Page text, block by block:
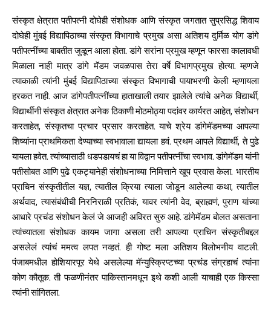
संस्कृत क्षेत्रात पतीपत्नी दोघेही संशोधक आणि संस्कृत जगतात सुप्रसिद्ध शिवाय
दोघेही मुंबई विद्यापिठाच्या संस्कृत विभागाचे प्रमुख असा अतिशय दुर्मिळ योग डांगे
पतीपत्नींच्या बाबतीत जुळून आला होता. डांगे सरांना प्रमुख म्हणून फारसा कालावधी
मिळाला नाही मात्र डांगे मॅडम जवळपास तेरा वर्षे विभागप्रमुख होत्या. म्हणजे
त्याकाळी त्यांनी मुंबई विद्यापिठाच्या संस्कृत विभागाची पायाभरणी केली म्हणायला
हरकत नाही. आज डांगेपतीपत्नींच्या हाताखाली तयार झालेले त्यांचे अनेक विद्यार्थी,
विद्यार्थीनी संस्कृत क्षेत्रात अनेक ठिकाणी मोठमोठ्या पदांवर कार्यरत आहेत, संशोधन
करताहेत, संस्कृतचा प्रचार प्रसार करताहेत. याचे श्रेय डांगेमॅडमच्या आपल्या
शिष्यांना प्राथमिकता देण्याच्या स्वभावाला द्यायला हवं. प्रथम आपले विद्यार्थी, ते पुढे
यायला हवेत. त्यांच्यासाठी धडपडायचं हा या विद्वान पतीपत्नींचा स्वभाव. डांगेमॅडम यांनी
पतीसोबत आणि पुढे एकट्यानेही संशोधनाच्या निमित्ताने खूप प्रवास केला. भारतीय
प्राचिन संस्कृतीतील यज्ञ, त्यातील क्रिया त्याला जोडून आलेल्या कथा, त्यातील
अर्थवाद, त्यासंबंधीची निरनिराळी प्रतिकं, यावर त्यांनी वेद, ब्राह्मणं, पुराण यांच्या
आधारे प्रचंड संशोधन केलं जे आजही अविरत सुरु आहे. डांगेमॅडम बोलत असताना
त्यांच्यातला संशोधक कायम जागा असला तरी आपल्या प्राचिन संस्कृतीबद्दल
असलेलं त्यांचं ममत्व लपत नव्हतं. ही गोष्ट मला अतिशय विलोभनीय वाटली.
पंजाबमधील होशियारपूर येथे असलेल्या मॅन्युस्क्रिप्टच्या प्रचंड संग्रहाचं त्यांना
कोण कौतूक. ती फळणीनंतर पाकिस्तानमधून इथे कशी आली याचाही एक किस्सा
त्यांनी सांगितला.